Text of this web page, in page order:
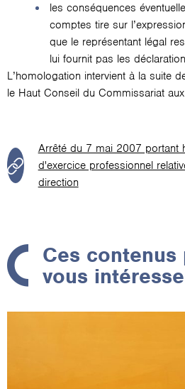
les conséquences
comptes tire sur
que le représentant légal
lui fournit pas les
L’homologation intervient à la suite
le Haut Conseil du Commissariat
Arrêté du 7 mai 2007 portant
d'exercice professionnel
direction
Ces
vous